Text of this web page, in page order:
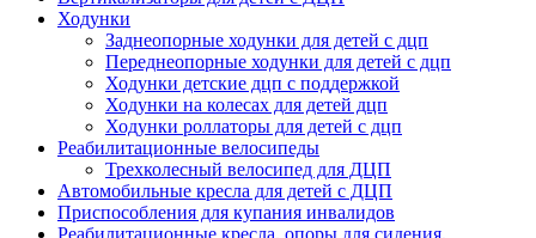
Ходунки
Заднеопорные ходунки для детей с дцп
Переднеопорные ходунки для детей с дцп
Ходунки детские дцп с поддержкой
Ходунки на колесах для детей дцп
Ходунки роллаторы для детей с дцп
Реабилитационные велосипеды
Трехколесный велосипед для ДЦП
Автомобильные кресла для детей с ДЦП
Приспособления для купания инвалидов
Реабилитационные кресла, опоры для сидения,